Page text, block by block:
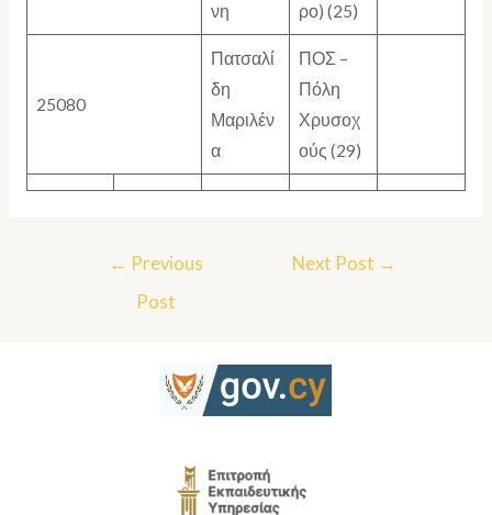
νη
ρο) (25)
25080
Πατσαλί
δη
Μαριλέν
α
ΠΟΣ –
Πόλη
Χρυσοχ
ούς (29)
← Previous
Post
Next Post →